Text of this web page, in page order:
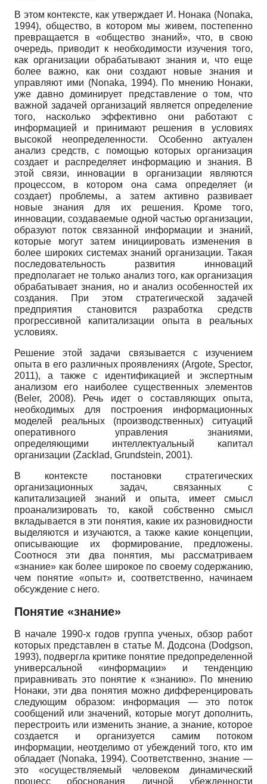
В этом контексте, как утверждает И. Нонака (Nonaka,
1994), общество, в котором мы живем, постепенно
превращается в «общество знаний», что, в свою
очередь, приводит к необходимости изучения того,
как организации обрабатывают знания и, что еще
более важно, как они создают новые знания и
управляют ими (Nonaka, 1994). По мнению Нонаки,
уже давно доминирует представление о том, что
важной задачей организаций является определение
того, насколько эффективно они работают с
информацией и принимают решения в условиях
высокой неопределенности. Особенно актуален
анализ средств, с помощью которых организация
создает и распределяет информацию и знания. В
этой связи, инновации в организации являются
процессом, в котором она сама определяет (и
создает) проблемы, а затем активно развивает
новые знания для их решения. Кроме того,
инновации, создаваемые одной частью организации,
образуют поток связанной информации и знаний,
которые могут затем инициировать изменения в
более широких системах знаний организации. Такая
последовательность развития инноваций
предполагает не только анализ того, как организация
обрабатывает знания, но и анализ особенностей их
создания. При этом стратегической задачей
предприятия становится разработка средств
прогрессивной капитализации опыта в реальных
условиях.
Решение этой задачи связывается с изучением
опыта в его различных проявлениях (Argote, Spector,
2011), а также с идентификацией и экспертным
анализом его наиболее существенных элементов
(Beler, 2008). Речь идет о составляющих опыта,
необходимых для построения информационных
моделей реальных (производственных) ситуаций
оперативного управления знаниями,
определяющими интеллектуальный капитал
организации (Zacklad, Grundstein, 2001).
В контексте постановки стратегических
организационных задач, связанных с
капитализацией знаний и опыта, имеет смысл
проанализировать то, какой собственно смысл
вкладывается в эти понятия, какие их разновидности
выделяются и изучаются, а также какие концепции,
описывающие их формирование, предложены.
Соотнося эти два понятия, мы рассматриваем
«знание» как более широкое по своему содержанию,
чем понятие «опыт» и, соответственно, начинаем
обсуждение с него.
Понятие «знание»
В начале 1990-х годов группа ученых, обзор работ
которых представлен в статье М. Додсона (Dodgson,
1993), подвергла критике понятие предопределенной
универсальной «информации» и тенденцию
приравнивать это понятие к «знанию». По мнению
Нонаки, эти два понятия можно дифференцировать
следующим образом: информация — это поток
сообщений или значений, которые могут дополнить,
перестроить или изменить знание, а знание, которое
создается и организуется самим потоком
информации, неотделимо от убеждений того, кто им
обладает (Nonaka, 1994). Соответственно, знание —
это «осуществляемый человеком динамический
процесс обоснования личной убежденности